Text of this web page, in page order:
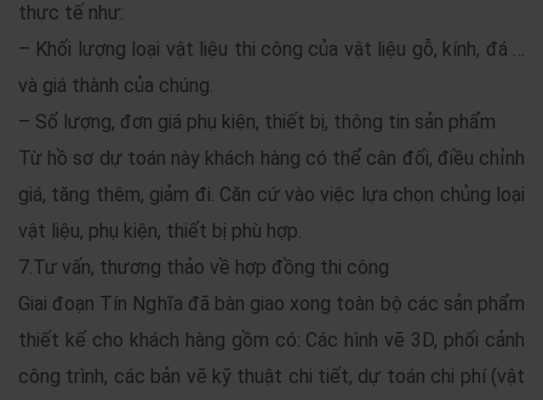
thực tế như:
– Khối lượng loại vật liệu thi công của vật liệu gỗ, kính, đá …
và giá thành của chúng.
– Số lượng, đơn giá phụ kiện, thiết bị, thông tin sản phẩm
Từ hồ sơ dự toán này khách hàng có thể cân đối, điều chỉnh
giá, tăng thêm, giảm đi. Căn cứ vào việc lựa chọn chủng loại
vật liệu, phụ kiện, thiết bị phù hợp.
7.Tư vấn, thương thảo về hợp đồng thi công
Giai đoạn Tín Nghĩa đã bàn giao xong toàn bộ các sản phẩm
thiết kế cho khách hàng gồm có: Các hình vẽ 3D, phối cảnh
công trình, các bản vẽ kỹ thuật chi tiết, dự toán chi phí (vật